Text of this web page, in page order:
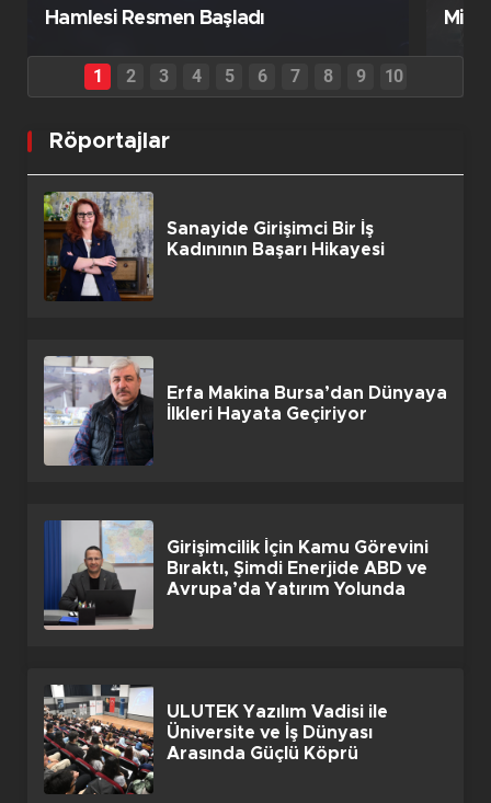
Hamlesi Resmen Başladı
Röportajlar
Sanayide Girişimci Bir İş
Kadınının Başarı Hikayesi
Erfa Makina Bursa’dan Dünyaya
İlkleri Hayata Geçiriyor
Girişimcilik İçin Kamu Görevini
Bıraktı, Şimdi Enerjide ABD ve
Avrupa’da Yatırım Yolunda
ULUTEK Yazılım Vadisi ile
Üniversite ve İş Dünyası
Arasında Güçlü Köprü